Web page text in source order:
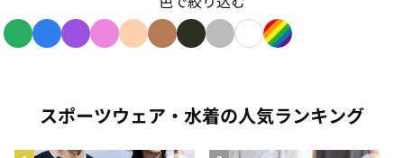
スポーツウェア・水着の人気ランキング